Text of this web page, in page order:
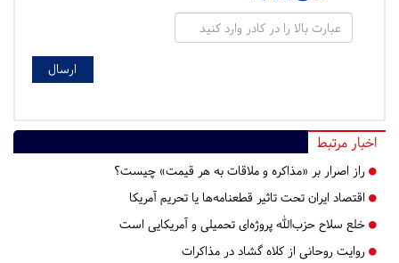
اخبار مرتبط
راز اصرار بر «مذاکره و ملاقات به هر قیمت» چیست؟
اقتصاد ایران تحت تاثیر قطعنامه‌ها یا تحریم‌ آمریکا
خلع سلاح حزب‌الله پروژه‌ای تحمیلی و آمریکایی است
روایت روحانی از کلاه گشاد در مذاکرات